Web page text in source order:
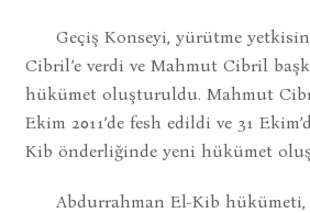
Geçiş Konseyi, yürütme
Cibril’e verdi ve Mahmut Cibril
hükümet oluşturuldu. Mahmut
Ekim 2011’de fesh edildi ve 31
Kib önderliğinde yeni hükümet
Abdurrahman El-Kib hükümeti,